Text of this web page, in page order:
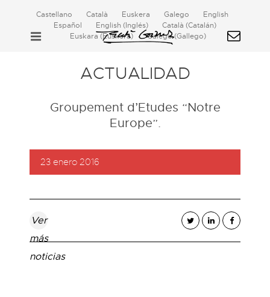
Castellano Català Euskera Galego
English
Español
English(Inglés) Català (Catalán)
Euskara (Euskera) Galego(Gallego)
ACTUALIDAD
Groupement d’Etudes “Notre
Europe”.
23 enero 2016
Ver
más
noticias